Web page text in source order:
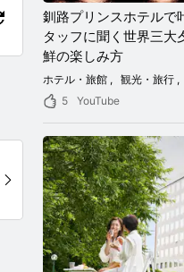
釧路プリンスホテルで
タッフに聞く世界三大
鮮の楽しみ方
ホテル・旅館 観光・旅行
5
YouTube